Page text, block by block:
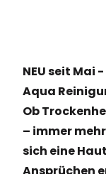
NEU seit Mai
Aqua
Ob
– immer
sich eine
Ansprüchen